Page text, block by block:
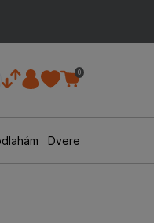
0
Dvere